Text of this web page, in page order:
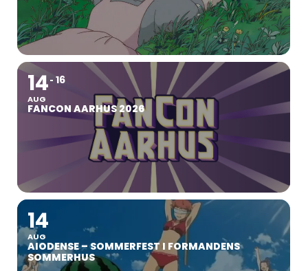
14
AUG
16
FANCON AARHUS 2026
14
AUG
AIODENSE – SOMMERFEST I FORMANDENS
SOMMERHUS